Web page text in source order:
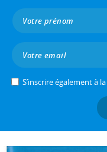
S’inscrire également à la